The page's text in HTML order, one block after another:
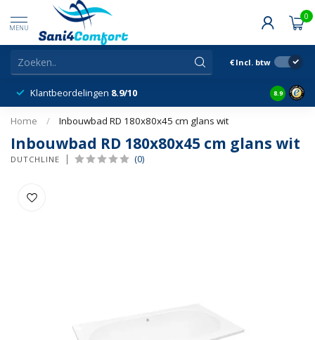
MENU
0
€ Incl. btw
Klantbeordelingen 8.9/10 8.9
Home / Inbouwbad RD 180x80x45 cm glans wit
Inbouwbad RD 180x80x45 cm glans wit
DUTCHLINE (0)